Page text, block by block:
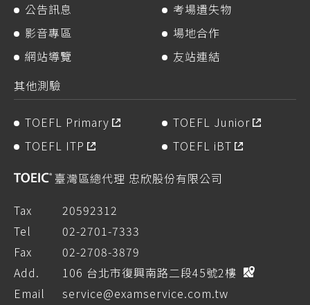
公告訊息
考場遺失物
影音專區
場地合作
網站導覽
友站連結
其他測驗
TOEFL Primary
TOEFL Junior
TOEFL ITP
TOEFL iBT
臺灣區總代理 忠欣股份有限公司
Tax
20592312
Tel
02-2701-7333
Fax
02-2708-3879
Add.
106 台北市復興南路二段45號2樓
Email
service@examservice.com.tw